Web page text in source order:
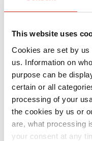
This website uses
Cookies are set by
us. Information on
purpose can be
certain or all
processing of your
the cookies by us or
are, what processing
your consent at any
HSM VK
6015